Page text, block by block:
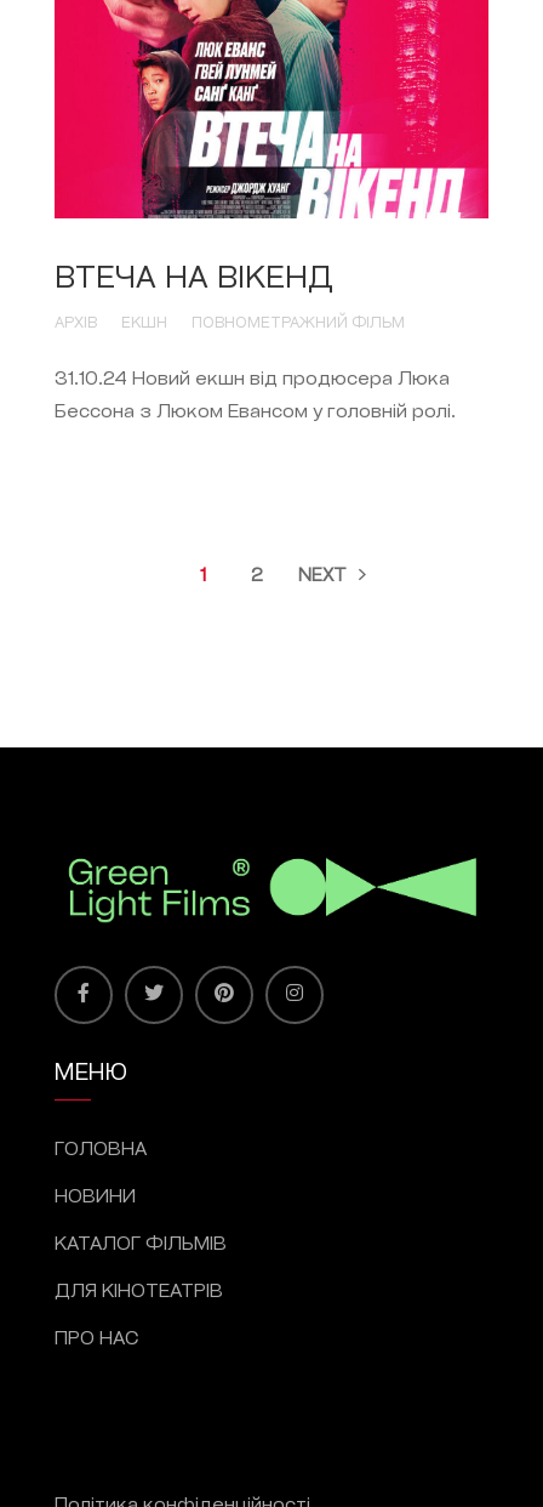
ВТЕЧА НА ВІКЕНД
АРХІВ ЕКШН ПОВНОМЕТРАЖНИЙ ФІЛЬМ
31.10.24 Новий екшн від продюсера Люка
Бессона з Люком Евансом у головній ролі.
1 2 NEXT
МЕНЮ
ГОЛОВНА
НОВИНИ
КАТАЛОГ ФІЛЬМІВ
ДЛЯ КІНОТЕАТРІВ
ПРО НАС